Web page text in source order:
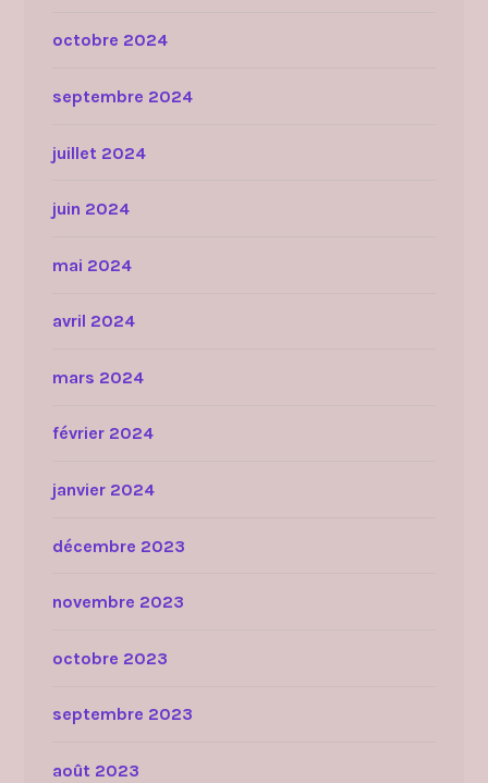
octobre 2024
septembre 2024
juillet 2024
juin 2024
mai 2024
avril 2024
mars 2024
février 2024
janvier 2024
décembre 2023
novembre 2023
octobre 2023
septembre 2023
août 2023